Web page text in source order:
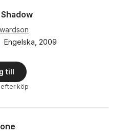
Engelska 2009
till
köp